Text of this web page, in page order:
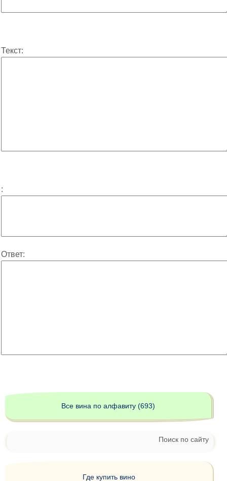
Текст:
:
Ответ:
Все вина по алфавиту (693)
Поиск по сайту
Где купить вино